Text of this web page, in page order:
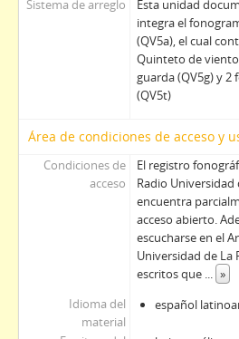
Sistema de arreglo
Esta unidad
integra el
(QV5a), el cual
Quinteto de
guarda (QV5g) y
(QV5t)
Área de condiciones de acceso y
Condiciones de
acceso
El registro
Radio Universidad
encuentra
acceso abierto.
escucharse en el
Universidad de La
escritos que ... »
Idioma del
material
español